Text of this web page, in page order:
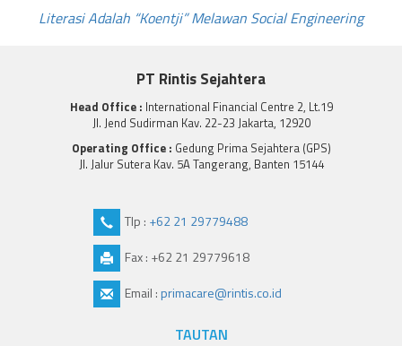
Literasi Adalah “Koentji” Melawan Social Engineering
PT Rintis Sejahtera
Head Office : International Financial Centre 2, Lt.19
Jl. Jend Sudirman Kav. 22-23 Jakarta, 12920
Operating Office : Gedung Prima Sejahtera (GPS)
Jl. Jalur Sutera Kav. 5A Tangerang, Banten 15144
Tlp : +62 21 29779488
Fax : +62 21 29779618
Email :primacare@rintis.co.id
TAUTAN